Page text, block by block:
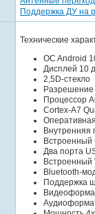
Поддержка ДУ на
Технические
OC Android
Дисплей 10
2,5D-стекло
Разрешение
Процессор
Cortex-A7
Внутренняя
Встроенный
Два порта
Встроенный
Bluetooth-
Поддержка